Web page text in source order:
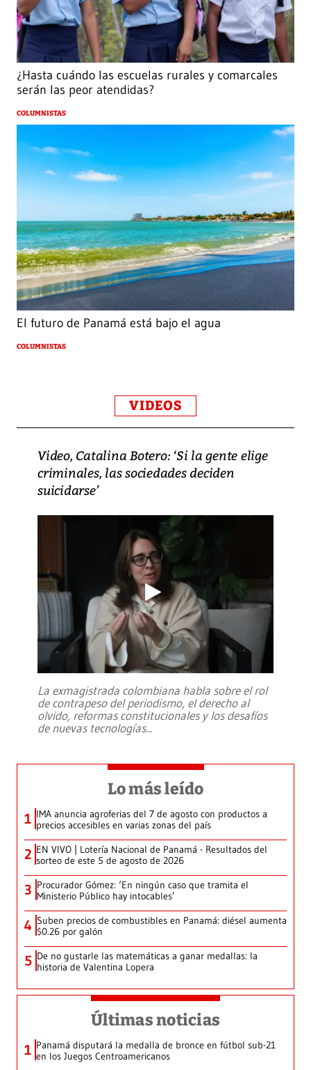
¿Hasta cuándo las escuelas rurales y comarcales
serán las peor atendidas?
COLUMNISTAS
El futuro de Panamá está bajo el agua
COLUMNISTAS
VIDEOS
Video, Catalina Botero: ‘Si la gente elige
criminales, las sociedades deciden
suicidarse’
La exmagistrada colombiana habla sobre el rol
de contrapeso del periodismo, el derecho al
olvido, reformas constitucionales y los desafíos
de nuevas tecnologías...
Lo más leído
1 IMA anuncia agroferias del 7 de agosto con productos a
precios accesibles en varias zonas del país
2 EN VIVO | Lotería Nacional de Panamá - Resultados del
sorteo de este 5 de agosto de 2026
3 Procurador Gómez: ‘En ningún caso que tramita el
Ministerio Público hay intocables’
4 Suben precios de combustibles en Panamá: diésel aumenta
$0.26 por galón
5 De no gustarle las matemáticas a ganar medallas: la
historia de Valentina Lopera
Últimas noticias
1 Panamá disputará la medalla de bronce en fútbol sub-21
en los Juegos Centroamericanos